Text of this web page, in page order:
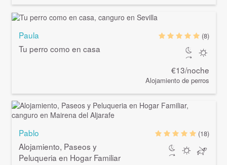
Paula
Tu perro como en casa
(8)
€13/noche
Alojamiento de perros
Pablo
Alojamiento, Paseos y
Peluqueria en Hogar Familiar
(18)